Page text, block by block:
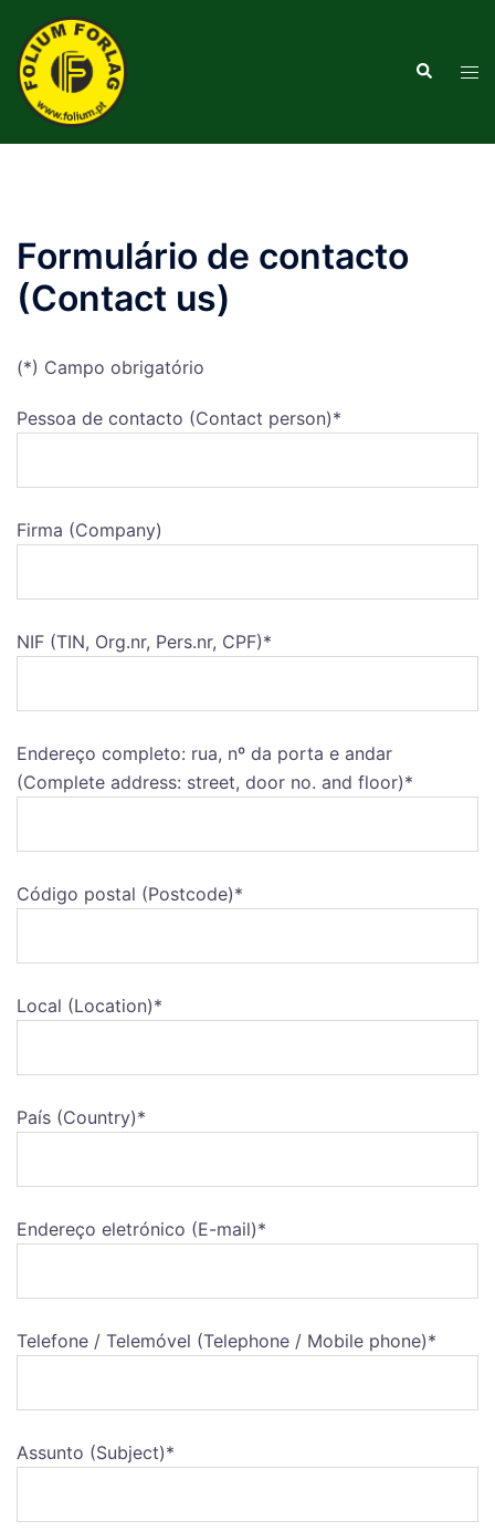
para
conteúdo
Pesquisar
Formulário de contacto
(Contact us)
(*) Campo obrigatório
Pessoa de contacto (Contact person)*
Firma (Company)
NIF (TIN, Org.nr, Pers.nr, CPF)*
Endereço completo: rua, nº da porta e andar
(Complete address: street, door no. and floor)*
Código postal (Postcode)*
Local (Location)*
País (Country)*
Endereço eletrónico (E-mail)*
Telefone / Telemóvel (Telephone / Mobile phone)*
Assunto (Subject)*